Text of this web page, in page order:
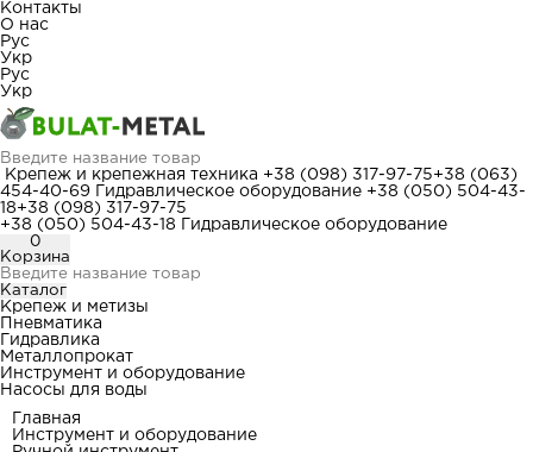
Контакты
О нас
Рус
Укр
Рус
Укр
Крепеж и крепежная техника +38 (098) 317-97-75+38 (063)
454-40-69
Гидравлическое оборудование +38 (050) 504-43-
18+38 (098) 317-97-75
+38 (050) 504-43-18
Гидравлическое оборудование
0
Корзина
Каталог
Крепеж и метизы
Пневматика
Гидравлика
Металлопрокат
Инструмент и оборудование
Насосы для воды
Главная
Инструмент и оборудование